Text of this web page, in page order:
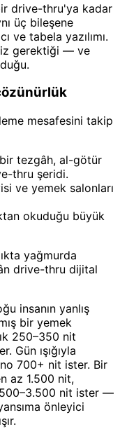
drive-thru'ya kadar
üç bileşene
ve tabela yazılımı.
gerektiği — ve
mesafesini takip
tezgâh, al-götür
thru şeridi.
ve yemek salonları
okuduğu büyük
yağmurda
drive-thru dijital
insanın yanlış
bir yemek
250–350 nit
ışığıyla
700+ nit ister. Bir
az 1.500 nit,
nit ister —
önleyici